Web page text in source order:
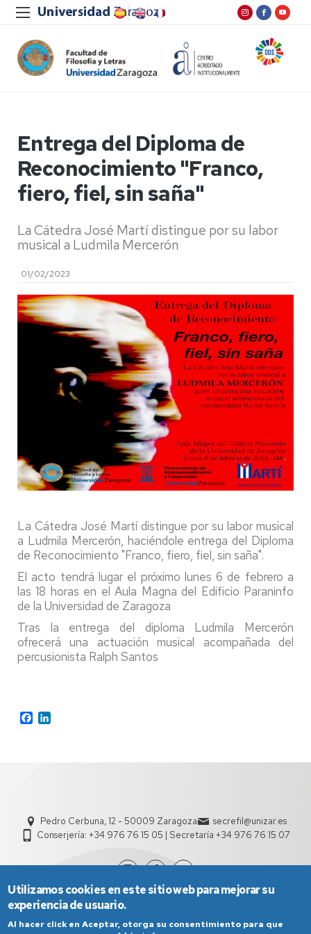
Entrega del Diploma de
Reconocimiento "Franco,
fiero, fiel, sin saña"
La Cátedra José Martí distingue por su labor
musical a Ludmila Mercerón
01/02/2023
La Cátedra José Martí distingue por su labor musical
a Ludmila Mercerón, haciéndole entrega del Diploma
de Reconocimiento "Franco, fiero, fiel, sin saña".
El acto tendrá lugar el próximo lunes 6 de febrero a
las 18 horas en el Aula Magna del Edificio Paraninfo
de la Universidad de Zaragoza
Tras la entrega del diploma Ludmila Mercerón
ofrecerá una actuación musical acompañada del
percusionista Ralph Santos
Facebook
Pedro Cerbuna, 12 - 50009 Zaragoza
secrefil@unizar.es
Conserjería: +34 976 76 15 05 | Secretaría +34 976 76 15 07
Utilizamos cookies en este sitio web para mejorar su
experiencia de usuario.
Al hacer click en Aceptar, otorga su consentimiento para que